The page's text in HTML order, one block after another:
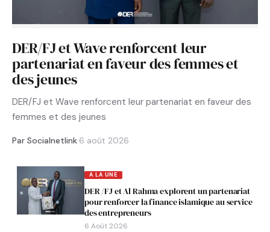
DER/FJ et Wave renforcent leur
partenariat en faveur des femmes et
des jeunes
DER/FJ et Wave renforcent leur partenariat en faveur des
femmes et des jeunes
Par Socialnetlink·6 août 2026
A LA UNE
DER /FJ et Al Rahma explorent un partenariat
pour renforcer la finance islamique au service
des entrepreneurs
6 Août 2026